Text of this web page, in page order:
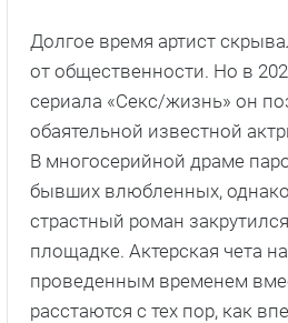
Долгое время артист
от общественности. Но в
сериала «Секс/жизнь» он
обаятельной известной
В многосерийной драме
бывших влюбленных,
страстный роман
площадке. Актерская чета
проведенным временем
расстаются с тех пор, как